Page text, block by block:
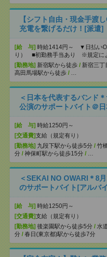
【シフト自由・現金手渡
充電を繋げるだけ！[派遣]
[給 与] 時給1414円～ ▼日払い
り） ■初勤務手当あり ※規定に
[勤務地] 新宿駅から徒歩 / 新宿三丁
高田馬場駅から徒歩 / …
＜日本を代表するバンド
公演のサポートバイト＠
[給 与] 時給1250円～
[交通費]支給（規定有り）
[勤務地] 九段下駅から徒歩5分 / 竹
分 / 神保町駅から徒歩15分 / …
＜SEKAI NO OWARI＊8
のサポートバイト[アルバ
[給 与] 時給1250円～
[交通費]支給（規定有り）
[勤務地] 後楽園駅から徒歩5分 / 水
分 / 春日(東京都)駅から徒歩7分